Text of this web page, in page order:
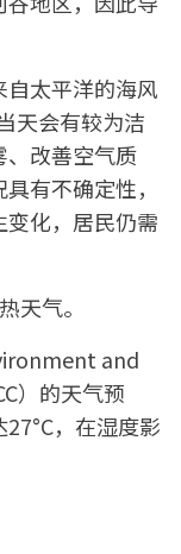
太平洋的海风
天会有较为洁
、改善空气质
有不确定性，
化，居民仍需
天气。
and
）的天气预
，在湿度影